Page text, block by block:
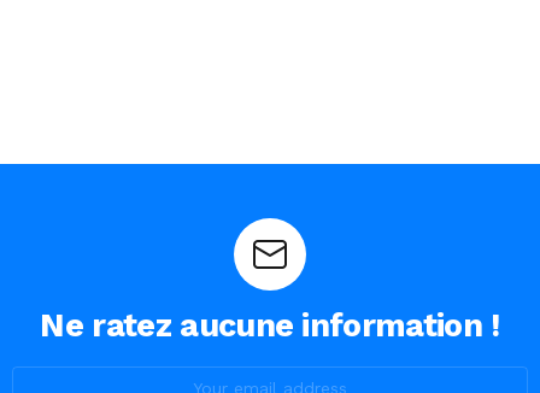
Ne ratez aucune information !